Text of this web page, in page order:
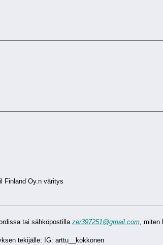
Finland Oy.n väritys
tai sähköpostillazer397251@gmail.com,
tekijälle: IG: arttu__kokkonen